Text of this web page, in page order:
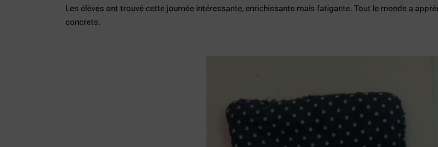
Les élèves ont trouvé cette journée intéressante, enrichissante mais fatigante. Tout le monde a
concrets.